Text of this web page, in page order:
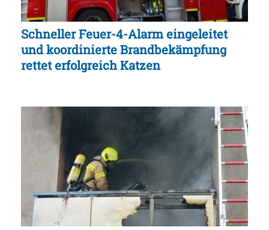
Schneller Feuer-4-Alarm eingeleitet
und koordinierte Brandbekämpfung
rettet erfolgreich Katzen